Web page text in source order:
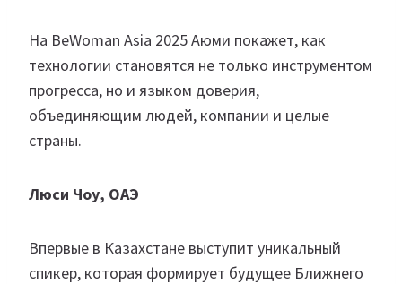
На BeWoman Asia 2025 Аюми покажет, как
технологии становятся не только инструментом
прогресса, но и языком доверия,
объединяющим людей, компании и целые
страны.
Люси Чоу, ОАЭ
Впервые в Казахстане выступит уникальный
спикер, которая формирует будущее Ближнего